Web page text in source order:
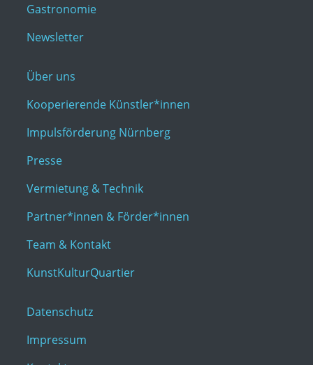
Gastronomie
Newsletter
Über uns
Kooperierende Künstler*innen
Impulsförderung Nürnberg
Presse
Vermietung & Technik
Partner*innen & Förder*innen
Team & Kontakt
KunstKulturQuartier
Datenschutz
Impressum